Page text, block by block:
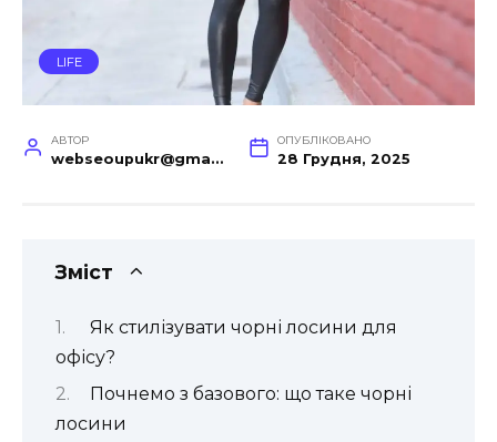
LIFE
АВТОР
webseoupukr@gmail.com
ОПУБЛІКОВАНО
28 Грудня, 2025
Зміст
Як стилізувати чорні лосини для
офісу?
Почнемо з базового: що таке чорні
лосини